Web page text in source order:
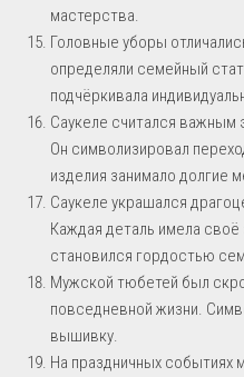
мастерства.
Головные уборы
определяли семейный
подчёркивала
Саукеле считался важным
Он символизировал
изделия занимало долгие
Саукеле украшался
Каждая деталь имела своё
становился гордостью
Мужской тюбетей был
повседневной жизни.
вышивку.
На праздничных событиях